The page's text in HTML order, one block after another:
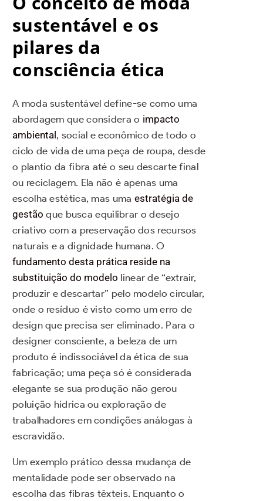
sustentável e os
pilares da
consciência ética
A moda sustentável define-se como uma
abordagem que considera o impacto
ambiental , social e econômico de todo o
ciclo de vida de uma peça de roupa, desde
o plantio da fibra até o seu descarte final
ou reciclagem. Ela não é apenas uma
escolha estética, mas uma estratégia de
gestão que busca equilibrar o desejo
criativo com a preservação dos recursos
naturais e a dignidade humana. O
fundamento desta prática reside na
substituição do modelo linear de “extrair,
produzir e descartar” pelo modelo circular,
onde o resíduo é visto como um erro de
design que precisa ser eliminado. Para o
designer consciente, a beleza de um
produto é indissociável da ética de sua
fabricação; uma peça só é considerada
elegante se sua produção não gerou
poluição hídrica ou exploração de
trabalhadores em condições análogas à
escravidão.
Um exemplo prático dessa mudança de
mentalidade pode ser observado na
escolha das fibras têxteis. Enquanto o